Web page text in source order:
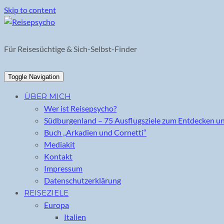
Skip to content
Für Reisesüchtige & Sich-Selbst-Finder
Toggle Navigation
ÜBER MICH
Wer ist Reisepsycho?
Südburgenland – 75 Ausflugsziele zum Entdecken
Buch „Arkadien und Cornetti“
Mediakit
Kontakt
Impressum
Datenschutzerklärung
REISEZIELE
Europa
Italien